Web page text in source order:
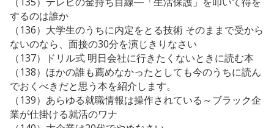
するのは誰か
（136）大学生のうちに内定をとる技術 そのままで受から
ないのなら、面接の30分を演じきりなさい
（137）ドリル式 明日会社に行きたくないときに読む本
（138）ほかの誰も薦めなかったとしても今のうちに読ん
でおくべきだと思う本を紹介します。
（139）あらゆる就職情報は操作されている～ブラック企
業が仕掛ける就活のワナ